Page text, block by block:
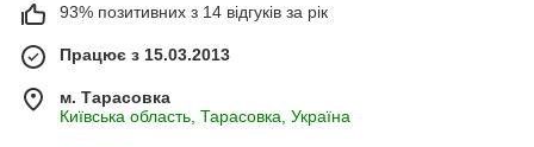
93% позитивних з 14 відгуків за рік
Працює з 15.03.2013
м. Тарасовка
Київська область, Тарасовка, Україна